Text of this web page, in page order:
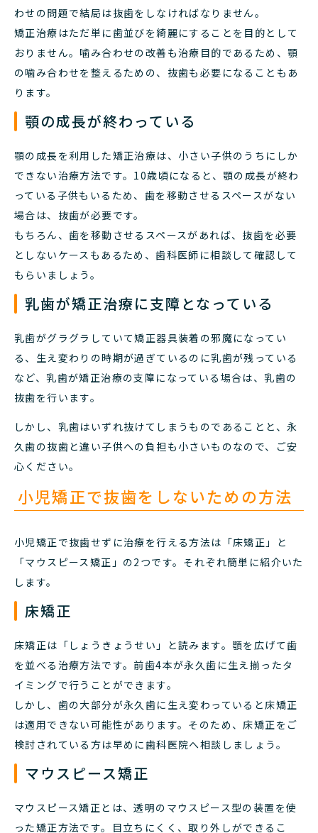
わせの問題で結局は抜歯をしなければなりません。
矯正治療はただ単に歯並びを綺麗にすることを目的として
おりません。噛み合わせの改善も治療目的であるため、顎
の噛み合わせを整えるための、抜歯も必要になることもあ
ります。
顎の成長が終わっている
顎の成長を利用した矯正治療は、小さい子供のうちにしか
できない治療方法です。10歳頃になると、顎の成長が終わ
っている子供もいるため、歯を移動させるスペースがない
場合は、抜歯が必要です。
もちろん、歯を移動させるスペースがあれば、抜歯を必要
としないケースもあるため、歯科医師に相談して確認して
もらいましょう。
乳歯が矯正治療に支障となっている
乳歯がグラグラしていて矯正器具装着の邪魔になってい
る、生え変わりの時期が過ぎているのに乳歯が残っている
など、乳歯が矯正治療の支障になっている場合は、乳歯の
抜歯を行います。
しかし、乳歯はいずれ抜けてしまうものであることと、永
久歯の抜歯と違い子供への負担も小さいものなので、ご安
心ください。
小児矯正で抜歯をしないための方法
小児矯正で抜歯せずに治療を行える方法は「床矯正」と
「マウスピース矯正」の2つです。それぞれ簡単に紹介いた
します。
床矯正
床矯正は「しょうきょうせい」と読みます。顎を広げて歯
を並べる治療方法です。前歯4本が永久歯に生え揃ったタ
イミングで行うことができます。
しかし、歯の大部分が永久歯に生え変わっていると床矯正
は適用できない可能性があります。そのため、床矯正をご
検討されている方は早めに歯科医院へ相談しましょう。
マウスピース矯正
マウスピース矯正とは、透明のマウスピース型の装置を使
った矯正方法です。目立ちにくく、取り外しができるこ